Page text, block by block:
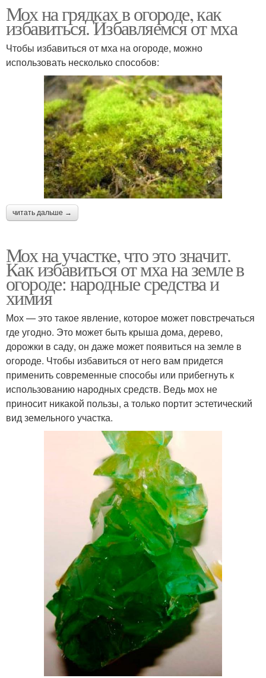
Мох на грядках в огороде, как
избавиться. Избавляемся от мха
Чтобы избавиться от мха на огороде, можно
использовать несколько способов:
читать дальше →
Мох на участке, что это значит.
Как избавиться от мха на земле в
огороде: народные средства и
химия
Мох — это такое явление, которое может повстречаться
где угодно. Это может быть крыша дома, дерево,
дорожки в саду, он даже может появиться на земле в
огороде. Чтобы избавиться от него вам придется
применить современные способы или прибегнуть к
использованию народных средств. Ведь мох не
приносит никакой пользы, а только портит эстетический
вид земельного участка.